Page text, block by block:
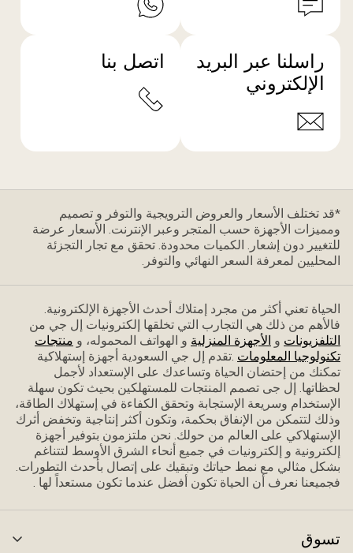
راسلنا عبر البريد
الإلكتروني
اتصل بنا
*قد تختلف الأسعار والعروض الترويجية والتوفر و تصميم
ومميزات الأجهزة حسب المتجر وعبر الإنترنت. الأسعار عرضة
للتغيير دون إشعار. الكميات محدودة. تحقق مع تجار التجزئة
المحليين لمعرفة السعر النهائي والتوفر.
الحياة تعني أكثر من مجرد إمتلاك أحدث الأجهزة الإلكترونية.
فاﻷهم من ذلك هي التجارب التي تخلقها إلكترونيات إل جي من
التلفزيونات و الأجهزة المنزلية و الهواتف المحموله، و منتجات
تكنولوجيا المعلومات .تقدم إل جي السعودية أجهزة إستهلاكية
تمكنك من إحتضان الحياة وتساعدك على الإستعداد ﻷجمل
لحظاتها. إل جى تصمم المنتجات للمستهلكين بحيث تكون سهلة
الإستخدام وسريعة الإستجابة وتحقق الكفاءة في إستهلاك الطاقة،
وذلك لتتمكن من الإنفاق بحكمة، وتكون أكثر إنتاجية وتخفض أثرك
الإستهلاكي على العالم من حولك. نحن ملتزمون بتوفير أجهزة
إلكترونية و إلكترونيات في جميع أنحاء الشرق الأوسط لتتناغم
بشكل مثالي مع نمط حياتك وتبقيك على إتصال بأحدث التطورات.
فجميعنا نعرف أن الحياة تكون أفضل عندما تكون مستعداً لها .
تسوق